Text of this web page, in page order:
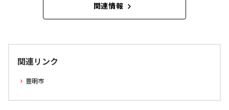
関連情報
関連リンク
豊明市